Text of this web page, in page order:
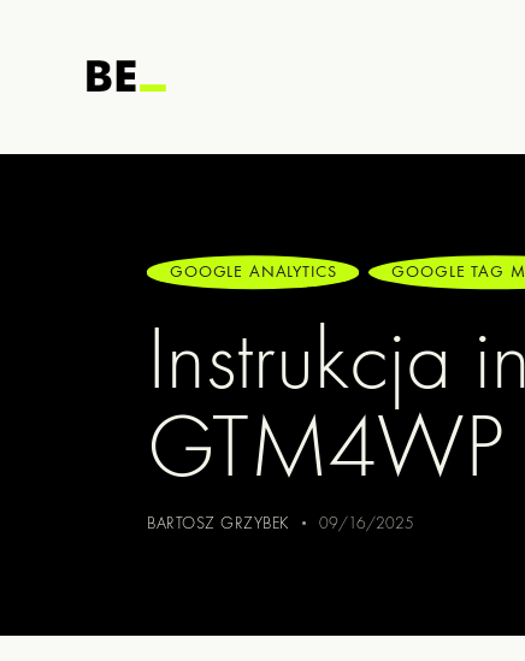
GOOGLE ANALYTICS GOOGLE TAG
Instrukcja
GTM4WP
BARTOSZ GRZYBEK 09/16/2025